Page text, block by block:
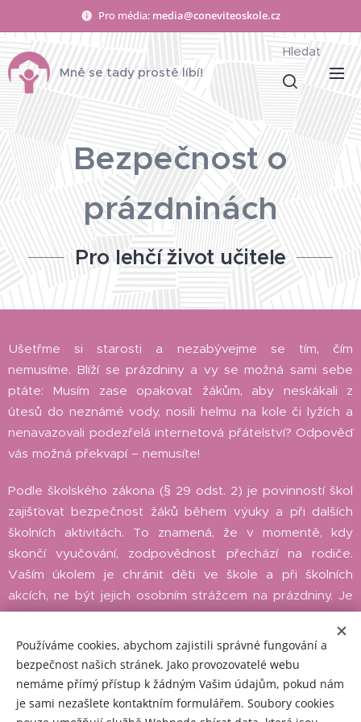
Pro média: media@coneviteoskole.cz
Mně se tady prostě líbí!
Hledat
Bezpečnost o
prázdninách
Pro lehčí život učitele
Ušetřme si starosti a nezabývejme se tím, čím
nemusíme. Blíží se prázdniny a vy se možná sami sebe
ptáte: Musím zase opakovat žákům, aby neskákali z
útesů do neznámé vody, nosili helmu na kole či lyžích a
nenavazovali podezřelá internetová přátelství? Odpověď
vás možná překvapí – nemusíte!
Podle školského zákona (§ 29 odst. 2) je povinností škol
zajišťovat bezpečnost žáků během výuky a při dalších
školních aktivitách. To znamená, že v momentě, kdy
skončí vyučování, zodpovědnost přechází na rodiče.
Vaším úkolem je chránit děti ve škole a při školních
akcích, ne být jejich osobním strážcem na prázdniny. Je
to stejně absurdní, jako kdybyste je každý pátek
poučovali o víkendových rizicích.
Pokud po vás vedení školy přesto vyžaduje prázdninové
poučování (a dokonce jeho zápis do třídní knihy), je na
místě se ptát, proč máte dělat něco, co zákon neukládá.
Používáme cookies, abychom zajistili správné fungování a
bezpečnost našich stránek. Jako provozovatelé webu
nemáme přímý přístup k žádným Vašim údajům, pokud nám
je sami nezašlete kontaktním formulářem. Soubory cookies